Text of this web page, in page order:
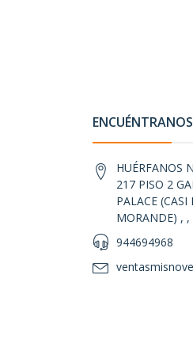
ENCUÉNTRANOS
HUÉRFANOS
217 PISO 2
PALACE (CASI
MORANDE) , ,
944694968